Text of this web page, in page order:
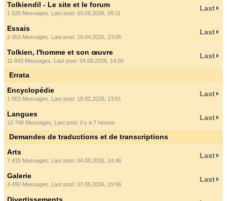
Tolkiendil - Le site et le forum
1 520 Messages. Last post: 03.08.2026, 09:11
Last
Essais
2 053 Messages. Last post: 14.04.2026, 23:06
Last
Tolkien, l'homme et son œuvre
11 843 Messages. Last post: 04.08.2026, 14:00
Last
Errata
Encyclopédie
1 563 Messages. Last post: 16.02.2026, 13:01
Last
Langues
10 748 Messages. Last post: Il y a 7 heures
Last
Demandes de traductions et de transcriptions
Arts
7 415 Messages. Last post: 04.08.2026, 14:46
Last
Galerie
4 490 Messages. Last post: 07.05.2026, 19:06
Last